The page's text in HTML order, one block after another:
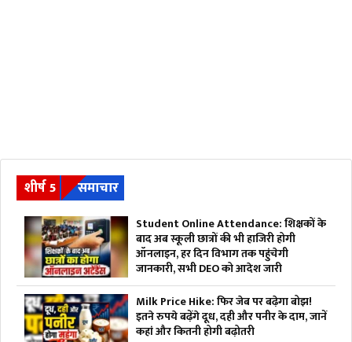
शीर्ष 5 समाचार
Student Online Attendance: शिक्षकों के
बाद अब स्कूली छात्रों की भी हाजिरी होगी
ऑनलाइन, हर दिन विभाग तक पहुंचेगी
जानकारी, सभी DEO को आदेश जारी
Milk Price Hike: फिर जेब पर बढ़ेगा बोझ!
इतने रुपये बढ़ेंगे दूध, दही और पनीर के दाम, जानें
कहां और कितनी होगी बढ़ोतरी